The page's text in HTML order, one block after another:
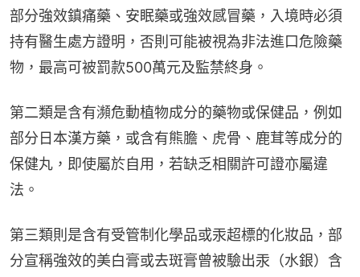
部分強效鎮痛藥、安眠藥或強效感冒藥，入境時必須
持有醫生處方證明，否則可能被視為非法進口危險藥
物，最高可被罰款500萬元及監禁終身。
第二類是含有瀕危動植物成分的藥物或保健品，例如
部分日本漢方藥，或含有熊膽、虎骨、鹿茸等成分的
保健丸，即使屬於自用，若缺乏相關許可證亦屬違
法。
第三類則是含有受管制化學品或汞超標的化妝品，部
分宣稱強效的美白膏或去斑膏曾被驗出汞（水銀）含